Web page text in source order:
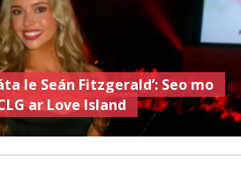
le Seán Fitzgerald’: Seo mo
ar Love Island